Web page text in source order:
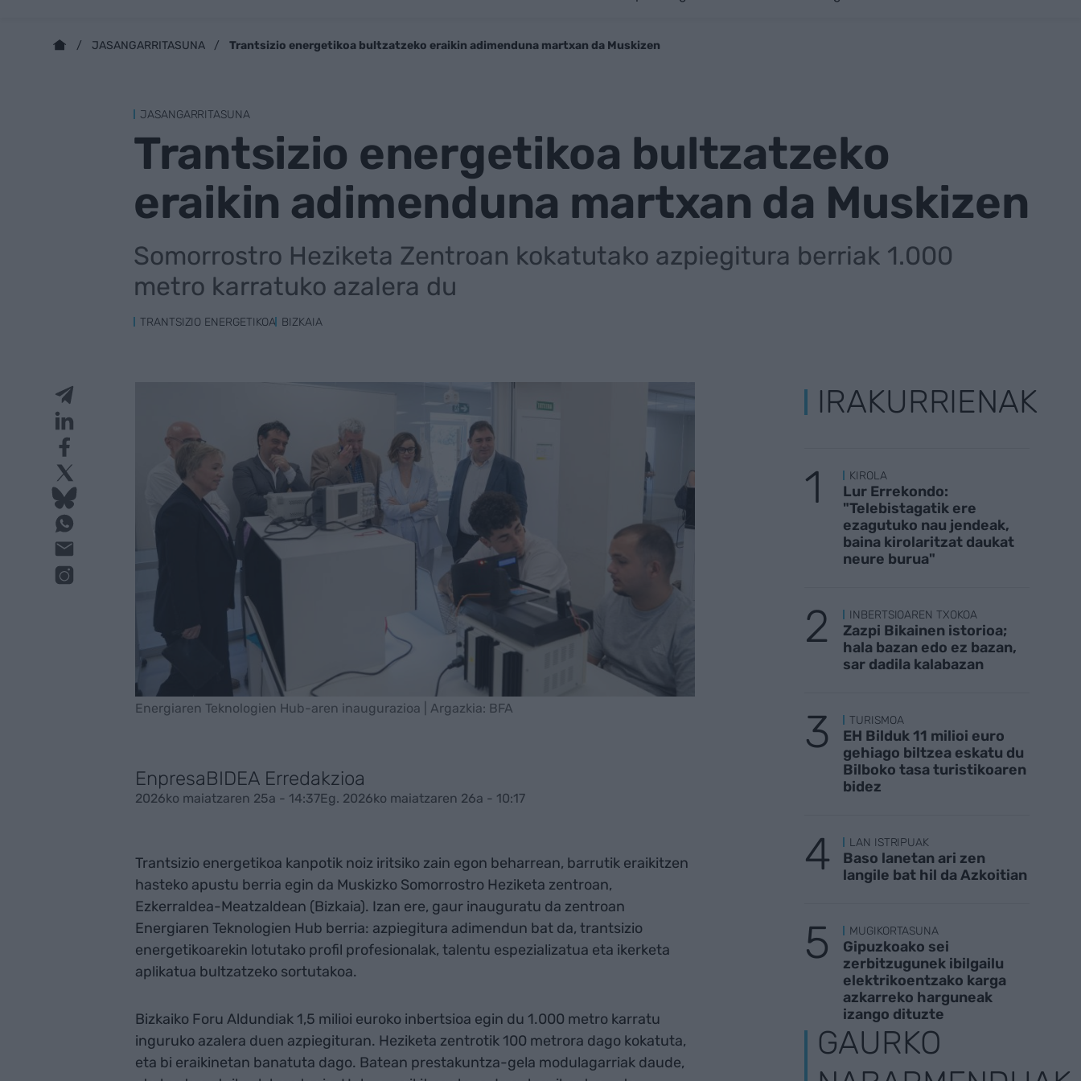
JASANGARRITASUNA Trantsizio energetikoa bultzatzeko eraikin adimenduna martxan da Muskizen
JASANGARRITASUNA
Trantsizio energetikoa bultzatzeko
eraikin adimenduna martxan da Muskizen
Somorrostro Heziketa Zentroan kokatutako azpiegitura berriak 1.000
metro karratuko azalera du
TRANTSIZIO ENERGETIKOA BIZKAIA
Energiaren Teknologien Hub-aren inaugurazioa | Argazkia: BFA
EnpresaBIDEA Erredakzioa
2026ko maiatzaren 25a - 14:37Eg. 2026ko maiatzaren 26a - 10:17
Trantsizio energetikoa kanpotik noiz iritsiko zain egon beharrean, barrutik eraikitzen
hasteko apustu berria egin da Muskizko Somorrostro Heziketa zentroan,
Ezkerraldea-Meatzaldean (Bizkaia). Izan ere, gaur inauguratu da zentroan
Energiaren Teknologien Hub berria: azpiegitura adimendun bat da, trantsizio
energetikoarekin lotutako profil profesionalak, talentu espezializatua eta ikerketa
aplikatua bultzatzeko sortutakoa.
Bizkaiko Foru Aldundiak 1,5 milioi euroko inbertsioa egin du 1.000 metro karratu
inguruko azalera duen azpiegituran. Heziketa zentrotik 100 metrora dago kokatuta,
eta bi eraikinetan banatuta dago. Batean prestakuntza-gela modulagarriak daude,
IRAKURRIENAK
KIROLA
Lur Errekondo:
"Telebistagatik ere
ezagutuko nau jendeak,
baina kirolaritzat daukat
neure burua"
INBERTSIOAREN TXOKOA
Zazpi Bikainen istorioa;
hala bazan edo ez bazan,
sar dadila kalabazan
TURISMOA
EH Bilduk 11 milioi euro
gehiago biltzea eskatu du
Bilboko tasa turistikoaren
bidez
LAN ISTRIPUAK
Baso lanetan ari zen
langile bat hil da Azkoitian
MUGIKORTASUNA
Gipuzkoako sei
zerbitzugunek ibilgailu
elektrikoentzako karga
azkarreko harguneak
izango dituzte
GAURKO